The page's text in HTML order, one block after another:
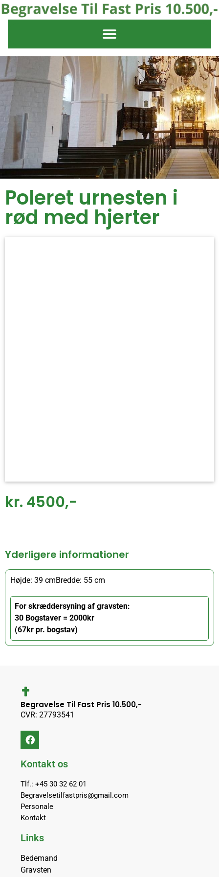
Poleret urnesten i
rød med hjerter
kr. 4500,-
Yderligere informationer
Højde: 39 cmBredde: 55 cm
For skræddersyning af gravsten:
30 Bogstaver = 2000kr
(67kr pr. bogstav)
Begravelse Til Fast Pris 10.500,-
CVR: 27793541
Kontakt os
Tlf.: +45 30 32 62 01
Begravelsetilfastpris@gmail.com
Personale
Kontakt
Links
Bedemand
Gravsten